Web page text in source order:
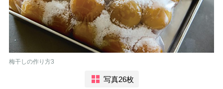
梅干しの作り方3
写真26枚